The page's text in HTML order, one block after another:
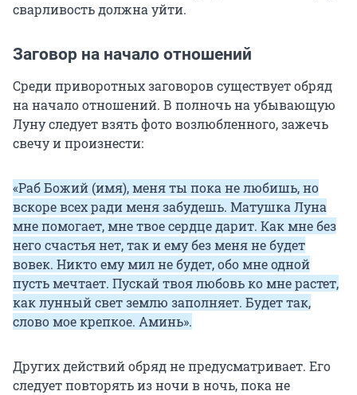
сварливость должна уйти.
Заговор на начало отношений
Среди приворотных заговоров существует обряд
на начало отношений. В полночь на убывающую
Луну следует взять фото возлюбленного, зажечь
свечу и произнести:
«Раб Божий (имя), меня ты пока не любишь, но
вскоре всех ради меня забудешь. Матушка Луна
мне помогает, мне твое сердце дарит. Как мне без
него счастья нет, так и ему без меня не будет
вовек. Никто ему мил не будет, обо мне одной
пусть мечтает. Пускай твоя любовь ко мне растет,
как лунный свет землю заполняет. Будет так,
слово мое крепкое. Аминь».
Других действий обряд не предусматривает. Его
следует повторять из ночи в ночь, пока не